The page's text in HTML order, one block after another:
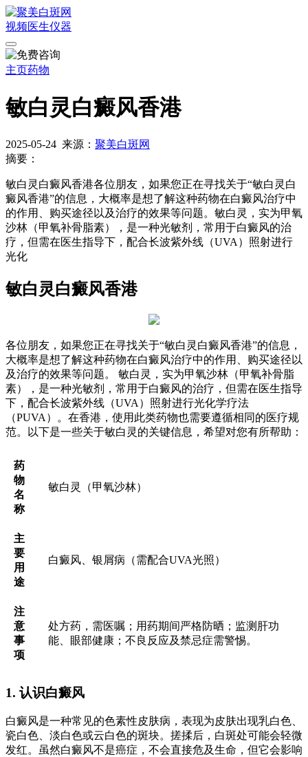
视频医生仪器
主页药物
敏白灵白癜风香港
2025-05-24 来源： 聚美白斑网
摘要：
敏白灵白癜风香港各位朋友，如果您正在寻找关于“敏白灵白
癜风香港”的信息，大概率是想了解这种药物在白癜风治疗中
的作用、购买途径以及治疗的效果等问题。敏白灵，实为甲氧
沙林（甲氧补骨脂素），是一种光敏剂，常用于白癜风的治
疗，但需在医生指导下，配合长波紫外线（UVA）照射进行
光化
敏白灵白癜风香港
各位朋友，如果您正在寻找关于“敏白灵白癜风香港”的信息，
大概率是想了解这种药物在白癜风治疗中的作用、购买途径以
及治疗的效果等问题。 敏白灵，实为甲氧沙林（甲氧补骨脂
素），是一种光敏剂，常用于白癜风的治疗，但需在医生指导
下，配合长波紫外线（UVA）照射进行光化学疗法
（PUVA）。在香港，使用此类药物也需要遵循相同的医疗规
范。以下是一些关于敏白灵的关键信息，希望对您有所帮助：
药
物
名
称
敏白灵（甲氧沙林）
主
要
用
途
白癜风、银屑病（需配合UVA光照）
注
意
事
项
处方药，需医嘱；用药期间严格防晒；监测肝功
能、眼部健康；不良反应及禁忌症需警惕。
1. 认识白癜风
白癜风是一种常见的色素性皮肤病，表现为皮肤出现乳白色、
瓷白色、淡白色或云白色的斑块。搓揉后，白斑处可能会轻微
发红。虽然白癜风不是癌症，不会直接危及生命，但它会影响